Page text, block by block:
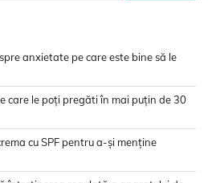
anxietate pe care este bine să le
care le poți pregăti în mai puțin de 30
cu SPF pentru a-și menține